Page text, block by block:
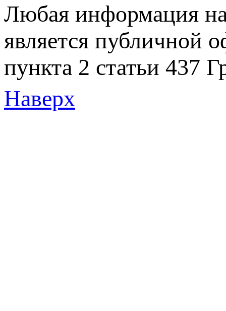
Любая информация на
является публичной
пункта 2 статьи 437
Наверх